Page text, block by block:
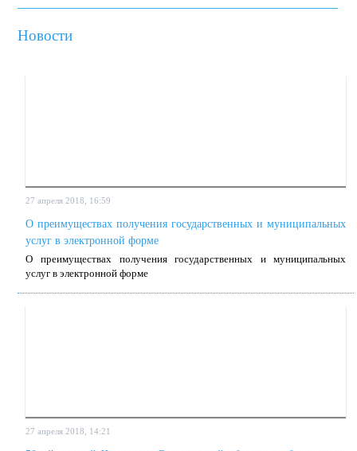
Новости
27 апреля 2018, 16:59
О пре­иму­ще­ствах по­лу­че­ния го­су­дар­ствен­ных и му­ни­ци­паль­ных
услуг в элек­трон­ной фор­ме
О пре­иму­ще­ствах по­лу­че­ния го­су­дар­ствен­ных и му­ни­ци­паль­ных
услуг в элек­трон­ной фор­ме
27 апреля 2018, 14:21